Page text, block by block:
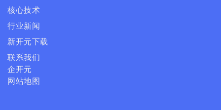
核心技术
行业新闻
新开元下载
联系我们
企开元
网站地图